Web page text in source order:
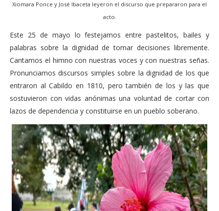
Xiomara Ponce y José Ibaceta leyeron el discurso que prepararon para el
acto.
Este 25 de mayo lo festejamos entre pastelitos, bailes y
palabras sobre la dignidad de tomar decisiones libremente.
Cantamos el himno con nuestras voces y con nuestras señas.
Pronunciamos discursos simples sobre la dignidad de los que
entraron al Cabildo en 1810, pero también de los y las que
sostuvieron con vidas anónimas una voluntad de cortar con
lazos de dependencia y constituirse en un pueblo soberano.